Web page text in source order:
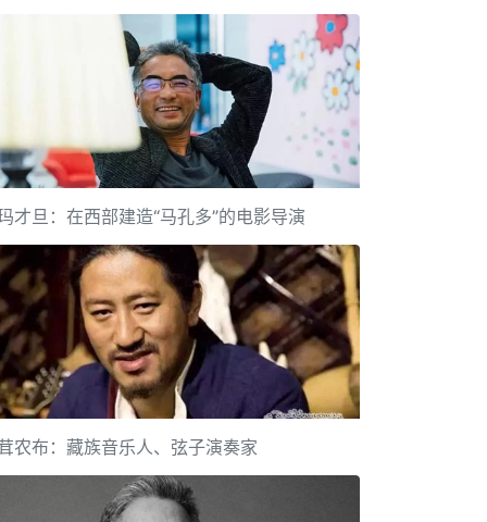
才旦：在西部建造“马孔多”的电影导演
农布：藏族音乐人、弦子演奏家